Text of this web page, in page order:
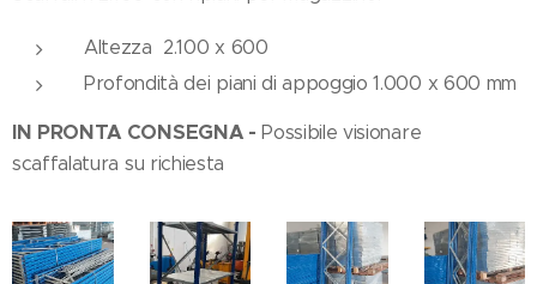
Altezza 2.100 x 600
Profondità dei piani di appoggio 1.000 x 600 mm
IN PRONTA CONSEGNA -Possibile visionare
scaffalatura su richiesta